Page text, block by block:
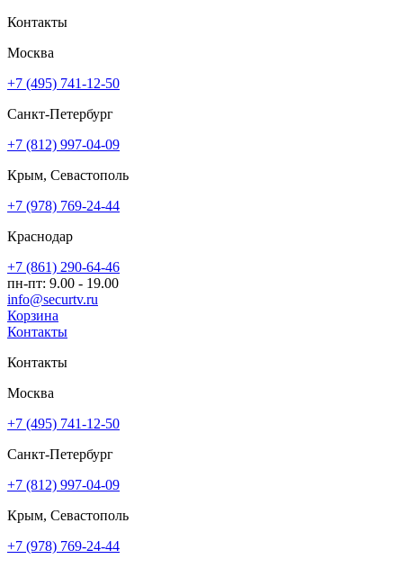
Контакты
Москва
+7 (495) 741-12-50
Санкт-Петербург
+7 (812) 997-04-09
Крым, Севастополь
+7 (978) 769-24-44
Краснодар
+7 (861) 290-64-46
пн-пт: 9.00 - 19.00
info@securtv.ru
Корзина
Контакты
Контакты
Москва
+7 (495) 741-12-50
Санкт-Петербург
+7 (812) 997-04-09
Крым, Севастополь
+7 (978) 769-24-44